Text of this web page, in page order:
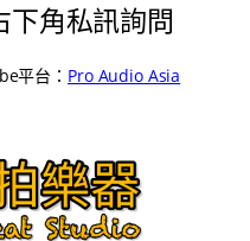
下角私訊詢問
平台： Pro Audio Asia